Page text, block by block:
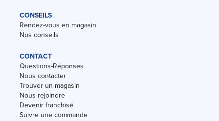
CONSEILS
Rendez-vous en magasin
Nos conseils
CONTACT
Questions-Réponses
Nous contacter
Trouver un magasin
Nous rejoindre
Devenir franchisé
Suivre une commande